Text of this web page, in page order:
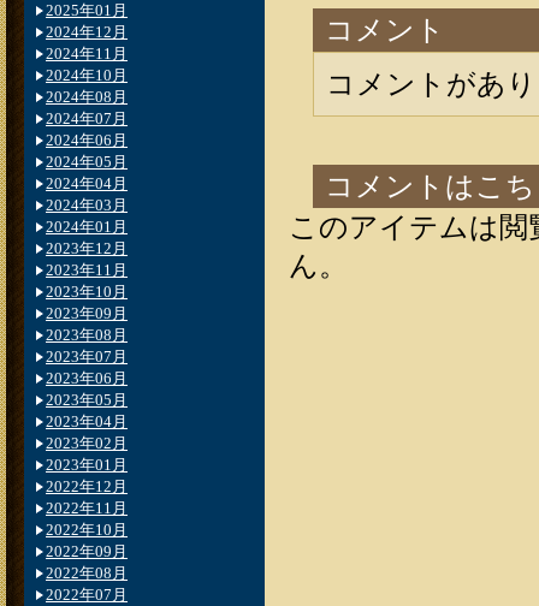
コメント
コメントがあ
コメントはこ
このアイテムは
ん。
2025年01月
2024年12月
2024年11月
2024年10月
2024年08月
2024年07月
2024年06月
2024年05月
2024年04月
2024年03月
2024年01月
2023年12月
2023年11月
2023年10月
2023年09月
2023年08月
2023年07月
2023年06月
2023年05月
2023年04月
2023年02月
2023年01月
2022年12月
2022年11月
2022年10月
2022年09月
2022年08月
2022年07月